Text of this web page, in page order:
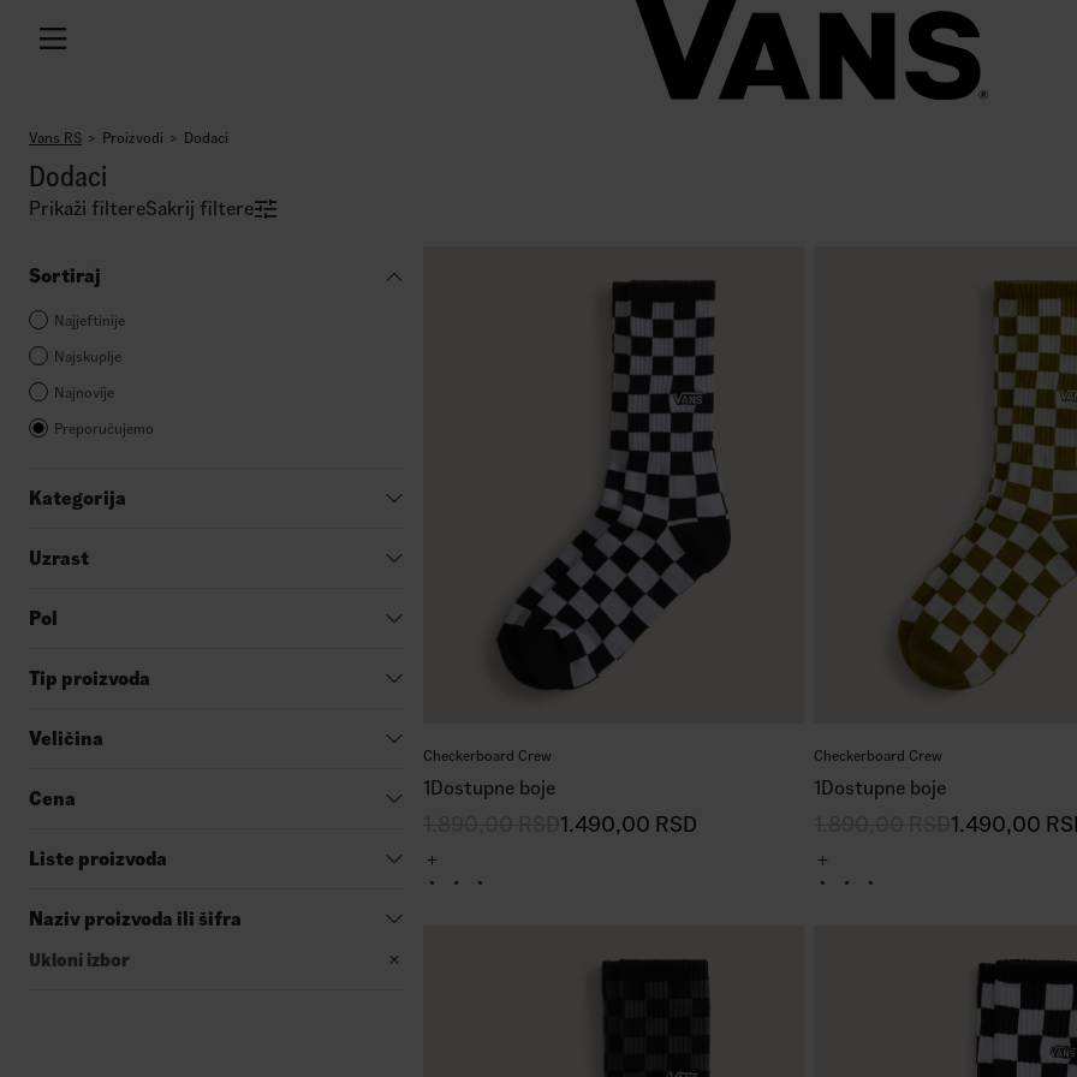
Vans RS Proizvodi Dodaci
Dodaci
Prikaži filtereSakrij filtere
Sortiraj
Najjeftinije
Najskuplje
Najnovije
Preporučujemo
Kategorija
Uzrast
Pol
Tip proizvoda
Veličina
Cena
Liste proizvoda
Naziv proizvoda ili šifra
Ukloni izbor
Checkerboard Crew
1Dostupne boje
1.490,00 RSD
Checkerboard Crew
1Dostupne boje
1.490,00